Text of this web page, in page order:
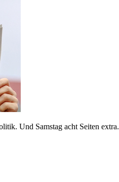
Und Samstag acht Seiten extra.